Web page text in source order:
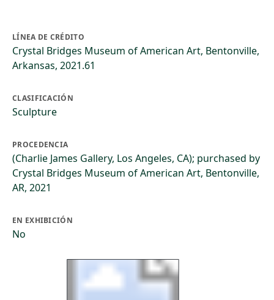
LÍNEA DE CRÉDITO
Crystal Bridges Museum of American Art, Bentonville,
Arkansas, 2021.61
CLASIFICACIÓN
Sculpture
PROCEDENCIA
(Charlie James Gallery, Los Angeles, CA); purchased by
Crystal Bridges Museum of American Art, Bentonville,
AR, 2021
EN EXHIBICIÓN
No